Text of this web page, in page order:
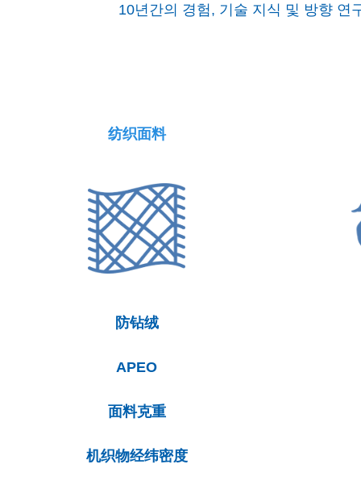
10년간의 경험, 기술 지식 및 방향 연
纺织面料
防钻绒
APEO
面料克重
机织物经纬密度